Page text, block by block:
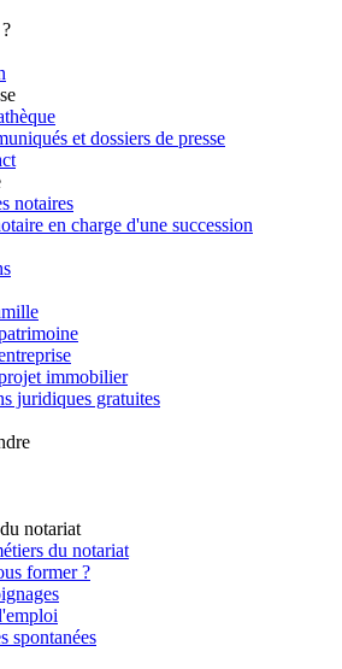
et dossiers de presse
notaires
en charge d'une succession
immobilier
juridiques gratuites
notariat
du notariat
former ?
spontanées